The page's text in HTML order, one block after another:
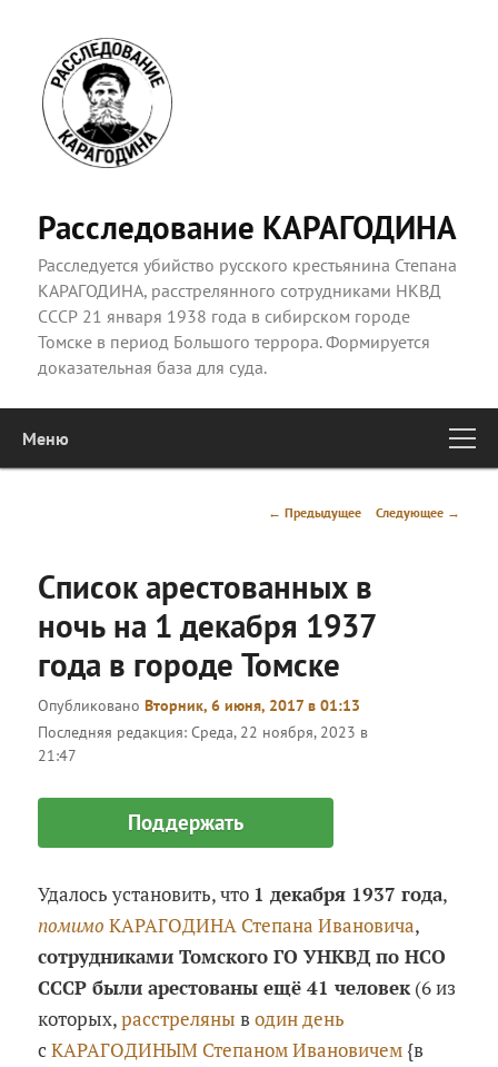
Расследование КАРАГОДИНА
Расследуется убийство русского крестьянина Степана
КАРАГОДИНА, расстрелянного сотрудниками НКВД
СССР 21 января 1938 года в сибирском городе
Томске в период Большого террора. Формируется
доказательная база для суда.
Меню
Навигация
← Предыдущее Следующее →
Список арестованных в
ночь на 1 декабря 1937
года в городе Томске
ОпубликованоВторник, 6 июня, 2017 в 01:13
Последняя редакция: Среда, 22 ноября, 2023 в
21:47
Поддержать
Удалось установить, что 1 декабря 1937 года,
помимо КАРАГОДИНА Степана Ивановича,
сотрудниками Томского ГО УНКВД по НСО
СССР были арестованы ещё 41 человек (6 из
которых,расстреляны водин день
сКАРАГОДИНЫМ Степаном Ивановичем {в